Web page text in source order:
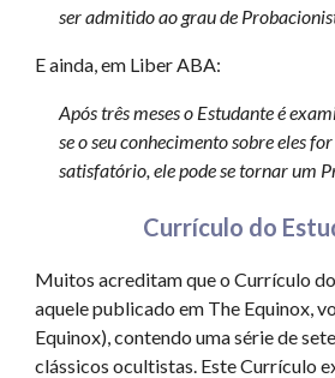
ser admitido ao grau de
E ainda, em Liber ABA:
Após três meses o Estudante é
se o seu conhecimento sobre eles
satisfatório, ele pode se tornar um
Currículo do
Muitos acreditam que o Currículo
aquele publicado em The Equinox,
Equinox), contendo uma série de
clássicos ocultistas. Este Currículo